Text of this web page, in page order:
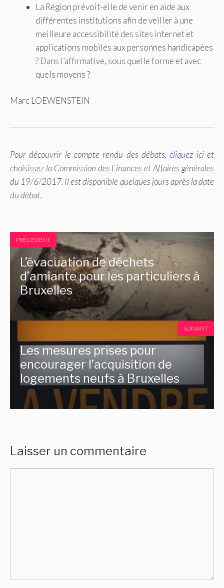
La Région prévoit-elle de venir en aide aux
différentes institutions afin de veiller à une
meilleure accessibilité des sites internet et
applications mobiles aux personnes handicapées
? Dans l’affirmative, sous quelle forme et avec
quels moyens ?
Marc LOEWENSTEIN
Pour découvrir le compte rendu des débats,cliquez iciet
choisissez la Commission des Finances et Affaires générales
du 19/6/2017. Il est disponible quelques jours après la date
du débat.
PRÉCÉDENT
L’évacuation de déchets
d’amiante pour les particuliers à
Bruxelles
Les mesures prises pour
encourager l’acquisition de
logements neufs à Bruxelles
SUIVANT
Laisser un commentaire